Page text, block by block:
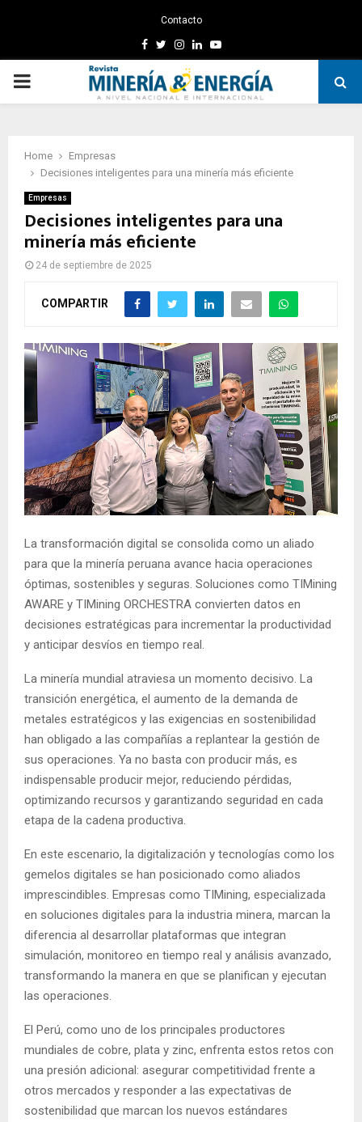
Contacto
Facebook
TwitterInstagram
LinkedinYoutube
PRIMARY
Home
Empresas
Decisiones inteligentes para una minería más eficiente
Empresas
Decisiones inteligentes para una
minería más eficiente
24 de septiembre de 2025
COMPARTIR
La transformación digital se consolida como un aliado
para que la minería peruana avance hacia operaciones
óptimas, sostenibles y seguras. Soluciones como TIMining
AWARE y TIMining ORCHESTRA convierten datos en
decisiones estratégicas para incrementar la productividad
y anticipar desvíos en tiempo real.
La minería mundial atraviesa un momento decisivo. La
transición energética, el aumento de la demanda de
metales estratégicos y las exigencias en sostenibilidad
han obligado a las compañías a replantear la gestión de
sus operaciones. Ya no basta con producir más, es
indispensable producir mejor, reduciendo pérdidas,
optimizando recursos y garantizando seguridad en cada
etapa de la cadena productiva.
En este escenario, la digitalización y tecnologías como los
gemelos digitales se han posicionado como aliados
imprescindibles. Empresas como TIMining, especializada
en soluciones digitales para la industria minera, marcan la
diferencia al desarrollar plataformas que integran
simulación, monitoreo en tiempo real y análisis avanzado,
transformando la manera en que se planifican y ejecutan
las operaciones.
El Perú, como uno de los principales productores
mundiales de cobre, plata y zinc, enfrenta estos retos con
una presión adicional: asegurar competitividad frente a
otros mercados y responder a las expectativas de
sostenibilidad que marcan los nuevos estándares